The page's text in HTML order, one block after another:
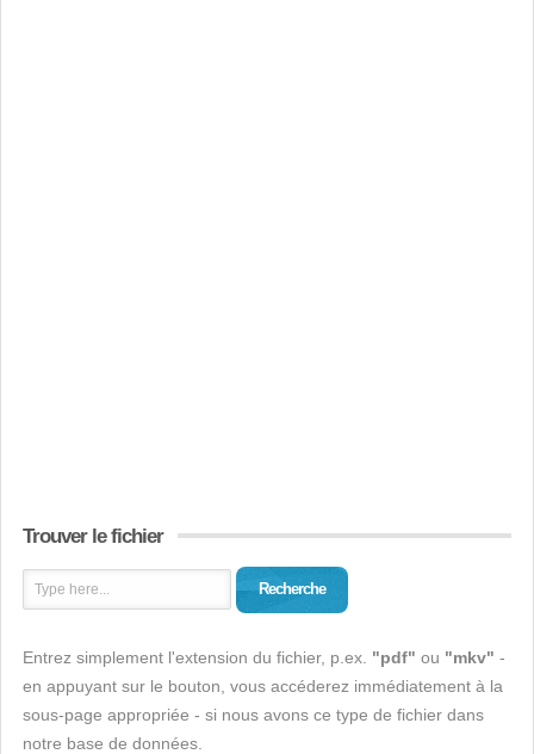
Trouver le fichier
Recherche
Entrez simplement l'extension du fichier, p.ex. "pdf" ou "mkv" -
en appuyant sur le bouton, vous accéderez immédiatement à la
sous-page appropriée - si nous avons ce type de fichier dans
notre base de données.